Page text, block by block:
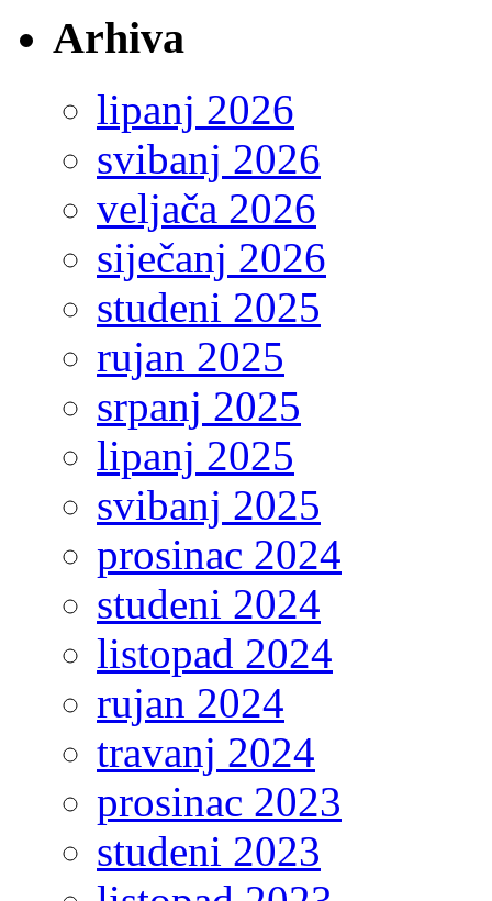
Arhiva
lipanj 2026
svibanj 2026
veljača 2026
siječanj 2026
studeni 2025
rujan 2025
srpanj 2025
lipanj 2025
svibanj 2025
prosinac 2024
studeni 2024
listopad 2024
rujan 2024
travanj 2024
prosinac 2023
studeni 2023